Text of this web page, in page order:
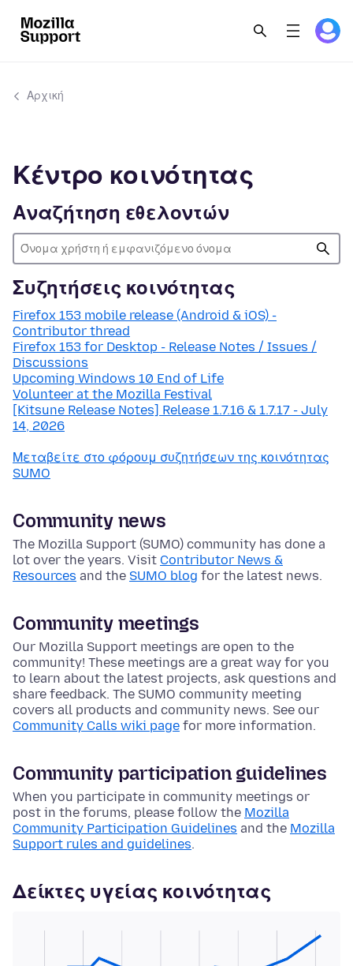
Αρχική
Κέντρο κοινότητας
Αναζήτηση εθελοντών
Συζητήσεις κοινότητας
Firefox 153 mobile release (Android & iOS) -
Contributor thread
Firefox 153 for Desktop - Release Notes / Issues /
Discussions
Upcoming Windows 10 End of Life
Volunteer at the Mozilla Festival
[Kitsune Release Notes] Release 1.7.16 & 1.7.17 - July
14, 2026
Μεταβείτε στο φόρουμ συζητήσεων της κοινότητας
SUMO
Community news
The Mozilla Support (SUMO) community has done a
lot over the years. Visit Contributor News &
Resources and the SUMO blog for the latest news.
Community meetings
Our Mozilla Support meetings are open to the
community! These meetings are a great way for you
to learn about the latest projects, ask questions and
share feedback. The SUMO community meeting
covers all products and community news. See our
Community Calls wiki page for more information.
Community participation guidelines
When you participate in community meetings or
post in the forums, please follow the Mozilla
Community Participation Guidelines and the Mozilla
Support rules and guidelines.
Δείκτες υγείας κοινότητας